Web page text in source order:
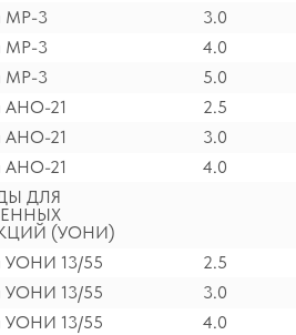
МР-3
3.0
МР-3
4.0
МР-3
5.0
АНО-21
2.5
АНО-21
3.0
АНО-21
4.0
ДЛЯ
(УОНИ)
УОНИ 13/55
2.5
УОНИ 13/55
3.0
УОНИ 13/55
4.0